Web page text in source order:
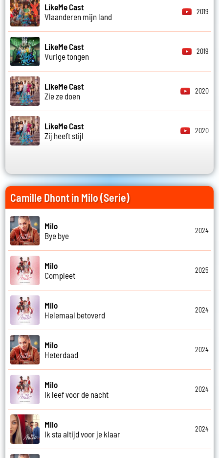
LikeMe Cast
Vlaanderen mijn land
2019
LikeMe Cast
Vurige tongen
2019
LikeMe Cast
Zie ze doen
2020
LikeMe Cast
Zij heeft stijl
2020
Camille Dhont in Milo (Serie)
Milo
Bye bye
2024
Milo
Compleet
2025
Milo
Helemaal betoverd
2024
Milo
Heterdaad
2024
Milo
Ik leef voor de nacht
2024
Milo
Ik sta altijd voor je klaar
2024